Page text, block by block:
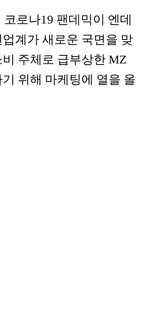
로나19 팬데믹이 엔데
계가 새로운 국면을 맞
비 주체로 급부상한 MZ
위해 마케팅에 열을 올